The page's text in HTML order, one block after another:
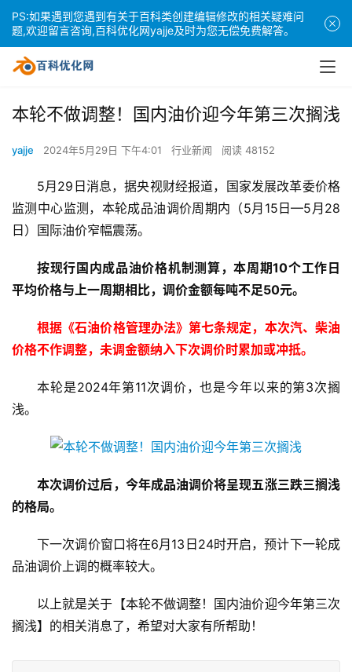
本轮不做调整！国内油价迎今年第三次搁浅
yajje 2024年5月29日 下午4:01 行业新闻 阅读 48152
5月29日消息，据央视财经报道，国家发展改革委价格
监测中心监测，本轮成品油调价周期内（5月15日—5月28
日）国际油价窄幅震荡。
按现行国内成品油价格机制测算，本周期10个工作日
平均价格与上一周期相比，调价金额每吨不足50元。
根据《石油价格管理办法》第七条规定，本次汽、柴油
价格不作调整，未调金额纳入下次调价时累加或冲抵。
本轮是2024年第11次调价，也是今年以来的第3次搁
浅。
本次调价过后，今年成品油调价将呈现五涨三跌三搁浅
的格局。
下一次调价窗口将在6月13日24时开启，预计下一轮成
品油调价上调的概率较大。
以上就是关于【本轮不做调整！国内油价迎今年第三次
搁浅】的相关消息了，希望对大家有所帮助！
PS:如果遇到您遇到有关于百科类创建编辑修改的相关疑难问
题,欢迎留言咨询,百科优化网yajje及时为您无偿免费解答。